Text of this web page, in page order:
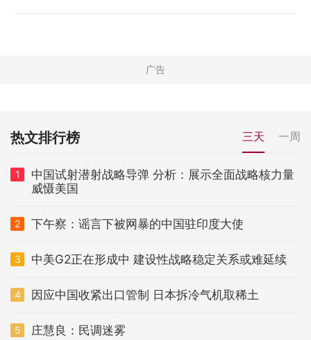
热文排行榜 三天 一周
1
中国试射潜射战略导弹 分析：展示全面战略核力量
威慑美国
2 下午察：谣言下被网暴的中国驻印度大使
3 中美G2正在形成中 建设性战略稳定关系或难延续
4 因应中国收紧出口管制 日本拆冷气机取稀土
5 庄慧良：民调迷雾